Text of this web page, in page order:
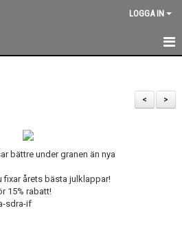
LOGGA IN
>
<
bättre under granen än nya
årets bästa julklappar!
15% rabatt!
sdra-if